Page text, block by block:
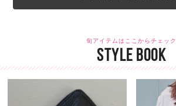
旬アイテムはここからチェック
STYLE BOOK